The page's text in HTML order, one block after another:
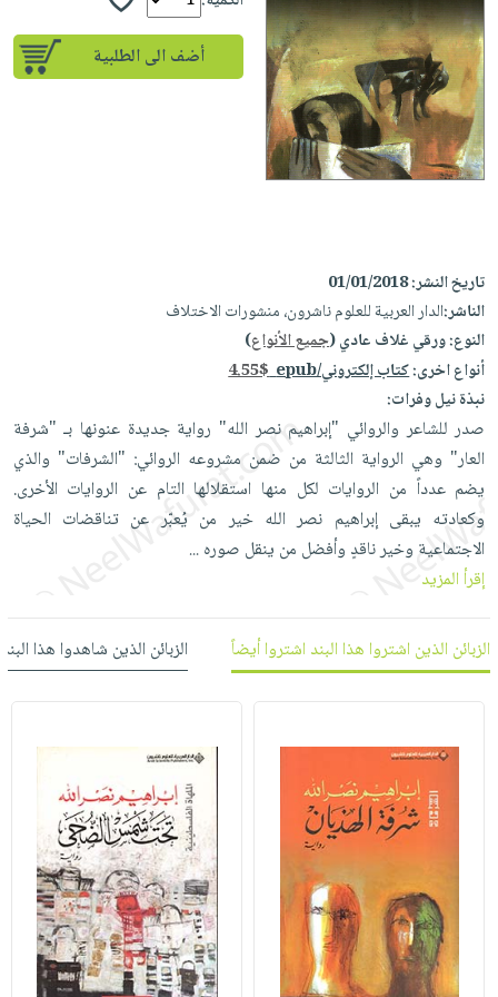
Ai
إختيارات
كتب
أكاديمية
صندوق
القراءة
بلا
حدود
أسئلة
يتكرر
طرحها
Android
تحميل
iKitab
على
Apple
أسئلة
يتكرر
طرحها
تحميل
masmu3
على
على
Apple
المواضيع
الأكثر
مبيعاً
وسائل
تعليمية
تعليمية
الصحة
والعناية
الشخصية
جديد
العناية
الشخصية
العناية
وتصفيف
الشعر
العناية
بالجسم
العناية
بالأسنان
الحمية
والسفرة
جديد
الكل
أواني
الطهي
أدوات
الخبز
أدوات
المائدة
الأوعية
والتخزين
أدوات
متجر
الهدايا
أقسام
الأكثر
مبيعاً
العودة
اكسسوارات
كتب
اكسسوارات
اكسسوارات
ملابس
مطرزات
حلي
عناية
بالذات
شحن
مجاني
بنود
مختارة
كل
الاشتراكات
القراءة
iKitab
بحث
متقدم
عن
الشركة
سياسة
الشركة
حسابك
لائحة
الأمنيات
أضف الى الطلبية
تاريخ النشر:01/01/2018
الناشر:الدار العربية للعلوم ناشرون، منشورات الاختلاف
النوع:ورقي غلاف عادي (جميع الأنواع)
أنواع اخرى:كتاب إلكتروني/epub
4.55$
نبذة نيل وفرات:
صدر للشاعر والروائي "إبراهيم نصر الله" رواية جديدة عنونها بـ "شرفة
العار" وهي الرواية الثالثة من ضمن مشروعه الروائي: "الشرفات" والذي
يضم عدداً من الروايات لكل منها استقلالها التام عن الروايات الأخرى.
وكعادته يبقى إبراهيم نصر الله خير من يُعبّر عن تناقضات الحياة
الاجتماعية وخير ناقدٍ وأفضل من ينقل صوره...
إقرأ المزيد
الزبائن الذين اشتروا هذا البند اشتروا أيضاً الزبائن الذين شاهدوا هذا